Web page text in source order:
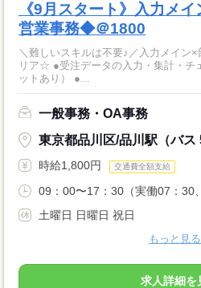
《9月スタート》入力メ
営業事務◆＠1800
＼難しいスキルは不要♪／入力メイン
リア☆ ●受注データの入力・集計・チ
ットあり） ●...
一般事務・OA事務
東京都品川区/品川駅（バス
時給1,800円 交通費全額支給
09：00〜17：30（実働07：30
土曜日 日曜日 祝日
もっと見る
求人詳細を